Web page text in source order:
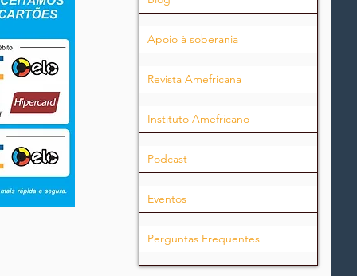
Apoio à soberania
Revista Amefricana
Instituto Amefricano
Podcast
Eventos
Perguntas Frequentes